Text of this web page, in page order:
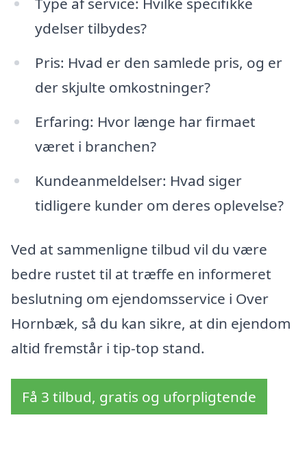
ydelser tilbydes?
Pris: Hvad er den samlede pris, og er
der skjulte omkostninger?
Erfaring: Hvor længe har firmaet
været i branchen?
Kundeanmeldelser: Hvad siger
tidligere kunder om deres oplevelse?
Ved at sammenligne tilbud vil du være
bedre rustet til at træffe en informeret
beslutning om ejendomsservice i Over
Hornbæk, så du kan sikre, at din ejendom
altid fremstår i tip-top stand.
Få 3 tilbud, gratis og uforpligtende